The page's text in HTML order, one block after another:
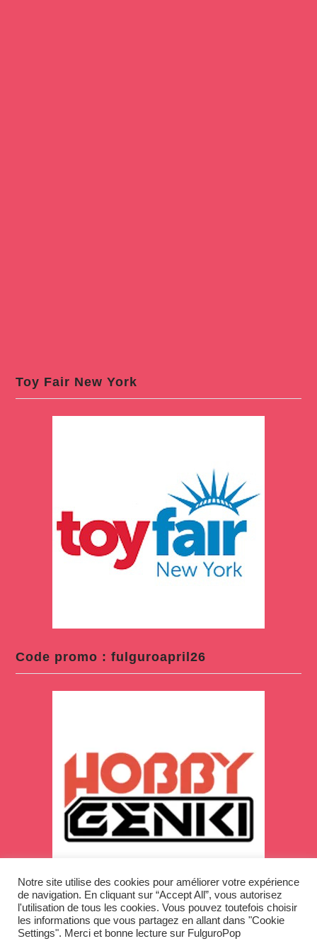
Toy Fair New York
Code promo : fulguroapril26
Notre site utilise des cookies pour améliorer votre expérience
de navigation. En cliquant sur “Accept All”, vous autorisez
l'utilisation de tous les cookies. Vous pouvez toutefois choisir
les informations que vous partagez en allant dans "Cookie
Settings". Merci et bonne lecture sur FulguroPop